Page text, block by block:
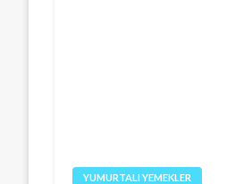
YUMURTALI YEMEKLER